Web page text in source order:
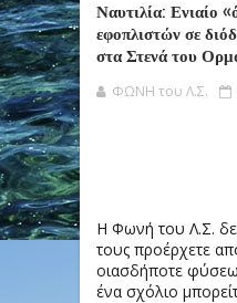
Ναυτιλία: Ενιαίο
εφοπλιστών σε
στα Στενά του
ΦΩΝΗ του Λ.Σ.
Η Φωνή του Λ.Σ.
τους προέρχετε
οιασδήποτε
ένα σχόλιο